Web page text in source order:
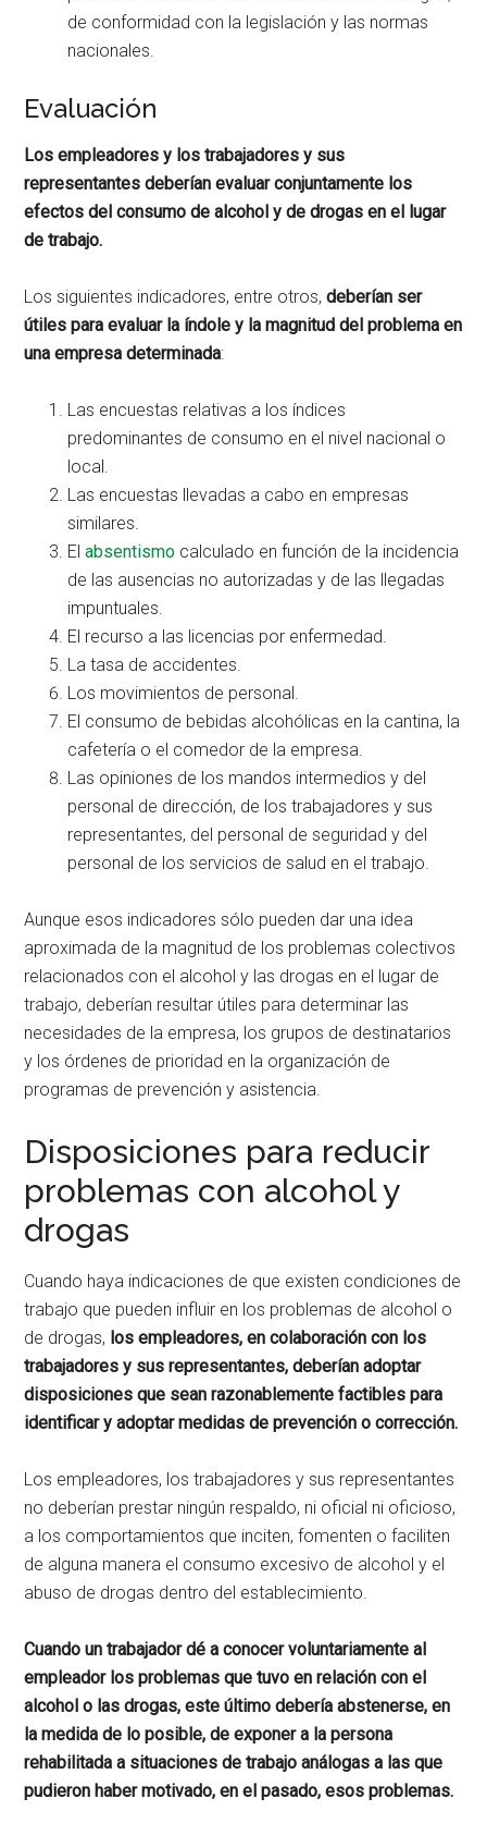
de conformidad con la legislación y las normas
nacionales.
Evaluación
Los empleadores y los trabajadores y sus
representantes deberían evaluar conjuntamente los
efectos del consumo de alcohol y de drogas en el lugar
de trabajo.
Los siguientes indicadores, entre otros,deberían ser
útiles para evaluar la índole y la magnitud del problema en
una empresa determinada:
Las encuestas relativas a los índices
predominantes de consumo en el nivel nacional o
local.
Las encuestas llevadas a cabo en empresas
similares.
Elabsentismo calculado en función de la incidencia
de las ausencias no autorizadas y de las llegadas
impuntuales.
El recurso a las licencias por enfermedad.
La tasa de accidentes.
Los movimientos de personal.
El consumo de bebidas alcohólicas en la cantina, la
cafetería o el comedor de la empresa.
Las opiniones de los mandos intermedios y del
personal de dirección, de los trabajadores y sus
representantes, del personal de seguridad y del
personal de los servicios de salud en el trabajo.
Aunque esos indicadores sólo pueden dar una idea
aproximada de la magnitud de los problemas colectivos
relacionados con el alcohol y las drogas en el lugar de
trabajo, deberían resultar útiles para determinar las
necesidades de la empresa, los grupos de destinatarios
y los órdenes de prioridad en la organización de
programas de prevención y asistencia.
Disposiciones para reducir
problemas con alcohol y
drogas
Cuando haya indicaciones de que existen condiciones de
trabajo que pueden influir en los problemas de alcohol o
de drogas, los empleadores, en colaboración con los
trabajadores y sus representantes, deberían adoptar
disposiciones que sean razonablemente factibles para
identificar y adoptar medidas de prevención o corrección.
Los empleadores, los trabajadores y sus representantes
no deberían prestar ningún respaldo, ni oficial ni oficioso,
a los comportamientos que inciten, fomenten o faciliten
de alguna manera el consumo excesivo de alcohol y el
abuso de drogas dentro del establecimiento.
Cuando un trabajador dé a conocer voluntariamente al
empleador los problemas que tuvo en relación con el
alcohol o las drogas, este último debería abstenerse, en
la medida de lo posible, de exponer a la persona
rehabilitada a situaciones de trabajo análogas a las que
pudieron haber motivado, en el pasado, esos problemas.